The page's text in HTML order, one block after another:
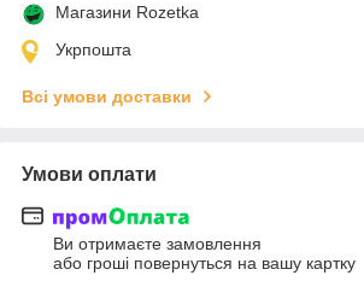
Магазини Rozetka
Укрпошта
Всі умови доставки
Умови оплати
Ви отримаєте замовлення
або гроші повернуться на вашу картку